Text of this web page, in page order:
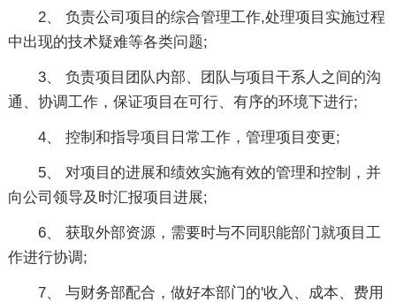
2、 负责公司项目的综合管理工作,处理项目实施过程
中出现的技术疑难等各类问题;
3、 负责项目团队内部、团队与项目干系人之间的沟
通、协调工作，保证项目在可行、有序的环境下进行;
4、 控制和指导项目日常工作，管理项目变更;
5、 对项目的进展和绩效实施有效的管理和控制，并
向公司领导及时汇报项目进展;
6、 获取外部资源，需要时与不同职能部门就项目工
作进行协调;
7、 与财务部配合，做好本部门的'收入、成本、费用